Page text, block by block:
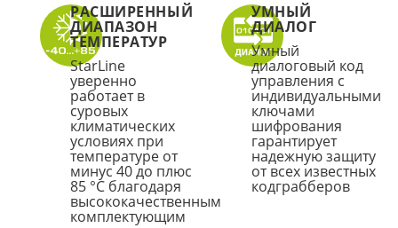
РАСШИРЕННЫЙ
ДИАПАЗОН
ТЕМПЕРАТУР
StarLine
уверенно
работает в
суровых
климатических
условиях при
температуре от
минус 40 до плюс
85 °С благодаря
высококачественным
комплектующим
УМНЫЙ
ДИАЛОГ
Умный
диалоговый код
управления c
индивидуальными
ключами
шифрования
гарантирует
надежную защиту
от всех известных
кодграбберов